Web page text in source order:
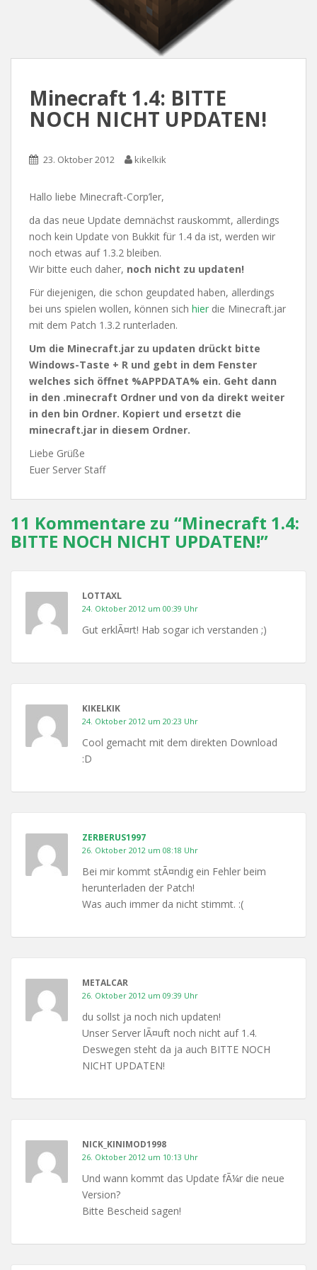
Minecraft 1.4: BITTE
NOCH NICHT UPDATEN!
23. Oktober 2012 kikelkik
Hallo liebe Minecraft-Corp’ler,
da das neue Update demnächst rauskommt, allerdings
noch kein Update von Bukkit für 1.4 da ist, werden wir
noch etwas auf 1.3.2 bleiben.
Wir bitte euch daher, noch nicht zu updaten!
Für diejenigen, die schon geupdated haben, allerdings
bei uns spielen wollen, können sich hier die Minecraft.jar
mit dem Patch 1.3.2 runterladen.
Um die Minecraft.jar zu updaten drückt bitte
Windows-Taste + R und gebt in dem Fenster
welches sich öffnet %APPDATA% ein. Geht dann
in den .minecraft Ordner und von da direkt weiter
in den bin Ordner. Kopiert und ersetzt die
minecraft.jar in diesem Ordner.
Liebe Grüße
Euer Server Staff
11 Kommentare zu “Minecraft 1.4:
BITTE NOCH NICHT UPDATEN!”
LOTTAXL
24. Oktober 2012 um 00:39 Uhr
Gut erklÃ¤rt! Hab sogar ich verstanden ;)
KIKELKIK
24. Oktober 2012 um 20:23 Uhr
Cool gemacht mit dem direkten Download
:D
ZERBERUS1997
26. Oktober 2012 um 08:18 Uhr
Bei mir kommt stÃ¤ndig ein Fehler beim
herunterladen der Patch!
Was auch immer da nicht stimmt. :(
METALCAR
26. Oktober 2012 um 09:39 Uhr
du sollst ja noch nich updaten!
Unser Server lÃ¤uft noch nicht auf 1.4.
Deswegen steht da ja auch BITTE NOCH
NICHT UPDATEN!
NICK_KINIMOD1998
26. Oktober 2012 um 10:13 Uhr
Und wann kommt das Update fÃ¼r die neue
Version?
Bitte Bescheid sagen!